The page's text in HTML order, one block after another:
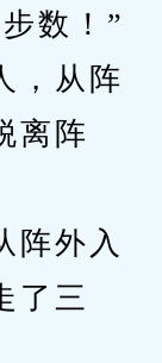
数！”
从阵
离阵
外入
了三